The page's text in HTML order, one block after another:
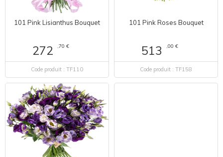
101 Pink Lisianthus Bouquet
272 ,70 €
Code produit : TF110
101 Pink Roses Bouquet
513 ,00 €
Code produit : TF158